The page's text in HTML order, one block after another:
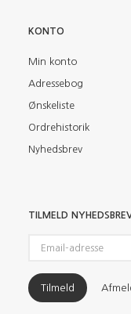
KONTO
Min konto
Adressebog
Ønskeliste
Ordrehistorik
Nyhedsbrev
TILMELD
adresse
Tilmeld